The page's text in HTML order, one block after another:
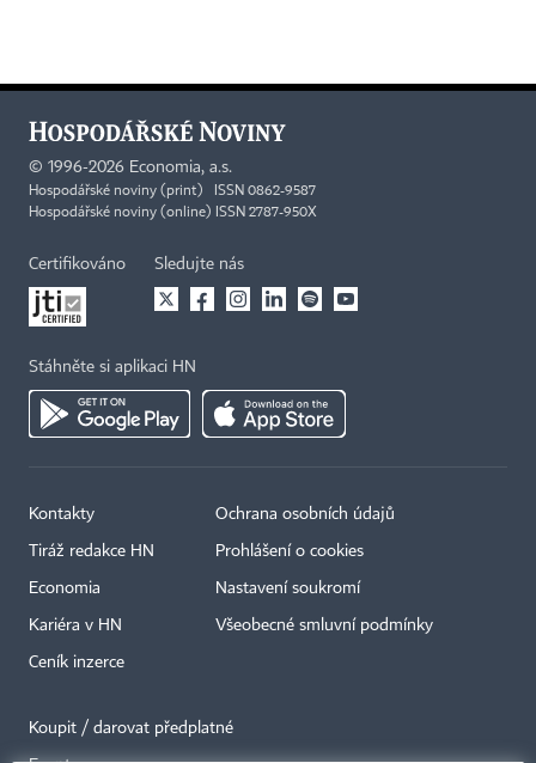
© 1996-2026 Economia, a.s.
Hospodářské noviny (print) ISSN 0862-9587
Hospodářské noviny (online) ISSN 2787-950X
Certifikováno Sledujte nás
Stáhněte si aplikaci HN
Kontakty
Tiráž redakce HN
Economia
Kariéra v HN
Ceník inzerce
Ochrana osobních údajů
Prohlášení o cookies
Nastavení soukromí
Všeobecné smluvní podmínky
Koupit / darovat předplatné